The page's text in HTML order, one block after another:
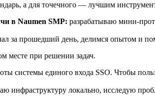
а для точечного — лучшим
в Naumen SMP: разрабатываю мини-
за прошедший день, делимся опытом и
месте при решении задач.
системы единого входа SSO. Чтобы
инфраструктуру локально, исследую